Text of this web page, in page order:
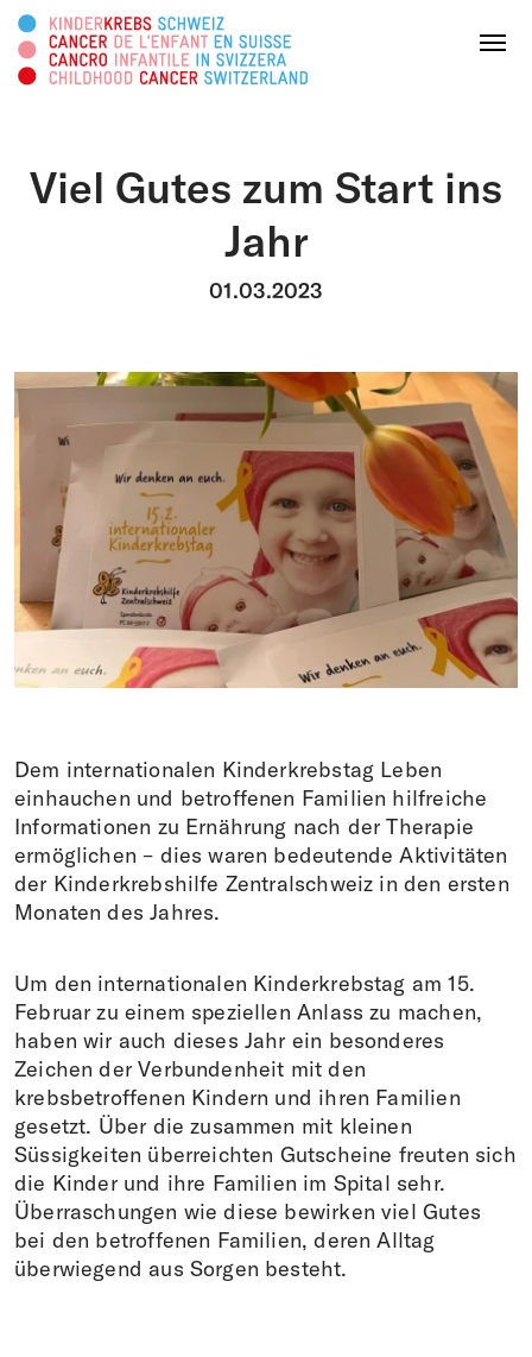
Menu
Survivorship
Infoplattform
Spenden
SPENDEN
DE FR EN IT
Diese Webseite durchsuchen
Viel Gutes zum Start ins
Jahr
01.03.2023
Dem internationalen Kinderkrebstag Leben
einhauchen und betroffenen Familien hilfreiche
Informationen zu Ernährung nach der Therapie
ermöglichen – dies waren bedeutende Aktivitäten
der Kinderkrebshilfe Zentralschweiz in den ersten
Monaten des Jahres.
Um den internationalen Kinderkrebstag am 15.
Februar zu einem speziellen Anlass zu machen,
haben wir auch dieses Jahr ein besonderes
Zeichen der Verbundenheit mit den
krebsbetroffenen Kindern und ihren Familien
gesetzt. Über die zusammen mit kleinen
Süssigkeiten überreichten Gutscheine freuten sich
die Kinder und ihre Familien im Spital sehr.
Überraschungen wie diese bewirken viel Gutes
bei den betroffenen Familien, deren Alltag
überwiegend aus Sorgen besteht.